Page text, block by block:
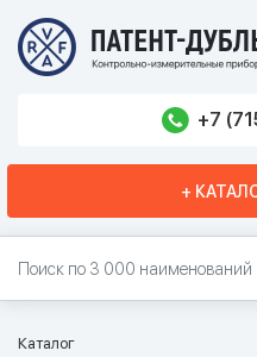
+7
+
Каталог